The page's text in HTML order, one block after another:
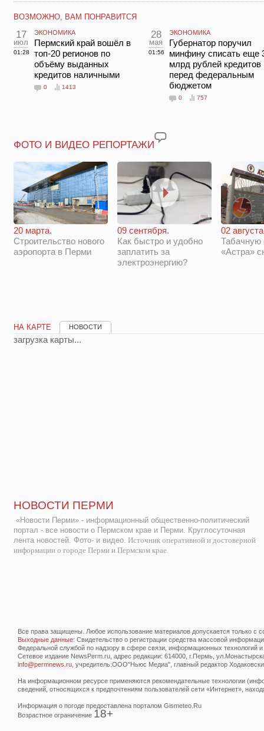
ВОЗМОЖНО, ВАМ ПОНРАВИТСЯ
17
июл
01:28
ЭКОНОМИКА
Пермский край вошёл в
топ-20 регионов по
объёму выданных
кредитов наличными
0 1413
28
мая
01:56
ЭКОНОМИКА
Губернатор поручил
минфину списать еще
млрд рублей кредитов
перед федеральным
бюджетом
0 757
ФОТО И ВИДЕО РЕПОРТАЖИ
20 марта.
Строительство нового
аэропорта в Перми
09 сентября.
Как быстро и удобно
заплатить за
электроэнергию?
02
Табачную
«Астра»
НА КАРТЕ НОВОСТИ
загрузка карты...
НОВОСТИ ПЕРМИ
«Новости Перми» - информационный общественно-политический
портал - все новости о Пермском крае и Перми. Круглосуточная
лента новостей. Фото- и видео. Источник оперативной и достоверной
информации о городе Перми и Пермском крае.
Все права защищены. Любое использование материалов допускается только с
Выходные данные: Свидетельство о регистрации средства массовой
Федеральной службой по надзору в сфере связи, информационных технологий
Сетевое издание NewsPerm.ru, адрес редакции: 614000, г.Пермь,
info@permnews.ru , учредитель:ООО"Ньюс Медиа", главный редактор
На информационном ресурсе применяются рекомендательные технологии
сведений, относящихся к предпочтениям пользователей сети «Интернет»,
Информация о погоде предоставлена порталом Gismeteo.Ru
Возрастное ограничение 18+